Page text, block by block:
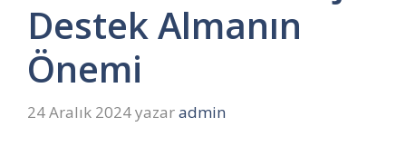
Destek Almanın
Önemi
24 Aralık 2024yazaradmin